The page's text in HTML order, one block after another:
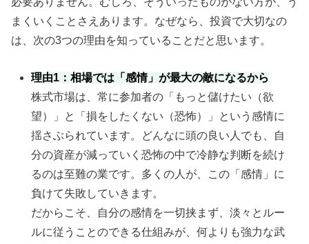
まくいくことさえあります。なぜなら、投資で大切なの
は、次の3つの理由を知っていることだと思います。
理由1：相場では「感情」が最大の敵になるから
株式市場は、常に参加者の「もっと儲けたい（欲
望）」と「損をしたくない（恐怖）」という感情に
揺さぶられています。どんなに頭の良い人でも、自
分の資産が減っていく恐怖の中で冷静な判断を続け
るのは至難の業です。多くの人が、この「感情」に
負けて失敗していきます。
だからこそ、自分の感情を一切挟まず、淡々とルー
ルに従うことのできる仕組みが、何よりも強力な武